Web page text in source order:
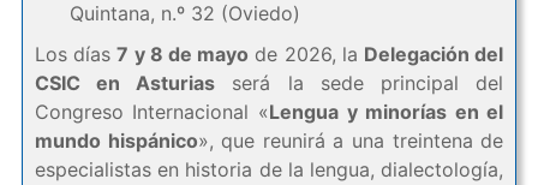
Quintana, n.º 32 (Oviedo)
Los días7 y 8 de mayo de 2026, la Delegación del
CSIC en Asturias será la sede principal del
Congreso Internacional «Lengua y minorías en el
mundo hispánico», que reunirá a una treintena de
especialistas en historia de la lengua, dialectología,